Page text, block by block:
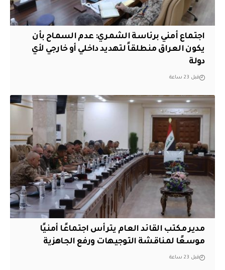
اجتماع أمني برئاسة الشمري: عدم السماح بأن
يكون العراق منطلقاً لتهديد داخلي أو خارجي لأي
دولة
قبل 23 ساعة
مدير مكتب القائد العام يترأس اجتماعًا أمنيًا
موسعًا لمناقشة التوجيهات ورفع الجاهزية
قبل 23 ساعة